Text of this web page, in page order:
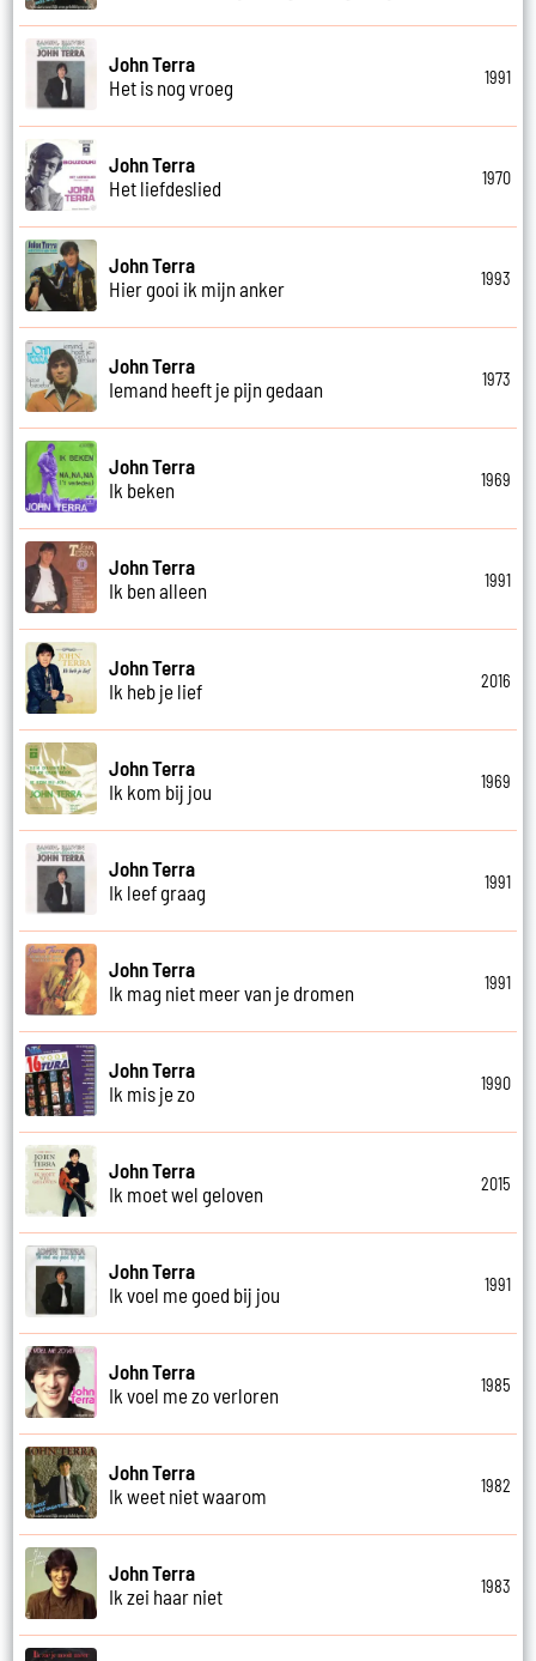
John Terra
Het is nog vroeg
1991
John Terra
Het liefdeslied
1970
John Terra
Hier gooi ik mijn anker
1993
John Terra
Iemand heeft je pijn gedaan
1973
John Terra
Ik beken
1969
John Terra
Ik ben alleen
1991
John Terra
Ik heb je lief
2016
John Terra
Ik kom bij jou
1969
John Terra
Ik leef graag
1991
John Terra
Ik mag niet meer van je dromen
1991
John Terra
Ik mis je zo
1990
John Terra
Ik moet wel geloven
2015
John Terra
Ik voel me goed bij jou
1991
John Terra
Ik voel me zo verloren
1985
John Terra
Ik weet niet waarom
1982
John Terra
Ik zei haar niet
1983